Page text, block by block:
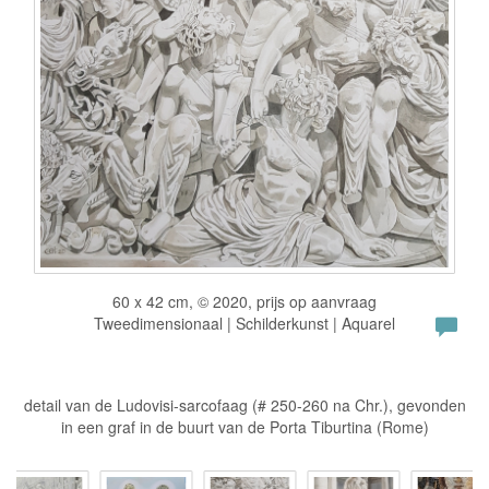
60 x 42 cm, © 2020, prijs op aanvraag
Tweedimensionaal | Schilderkunst | Aquarel
detail van de Ludovisi-sarcofaag (# 250-260 na Chr.), gevonden
in een graf in de buurt van de Porta Tiburtina (Rome)